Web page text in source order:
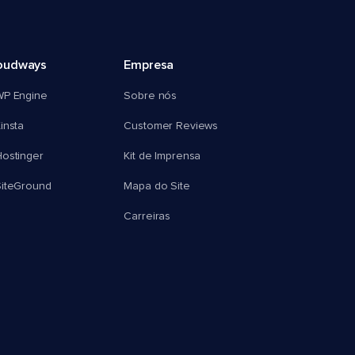
Engine
Empresa
Sobre nós
Customer Reviews
Kit de Imprensa
Mapa do Site
Carreiras